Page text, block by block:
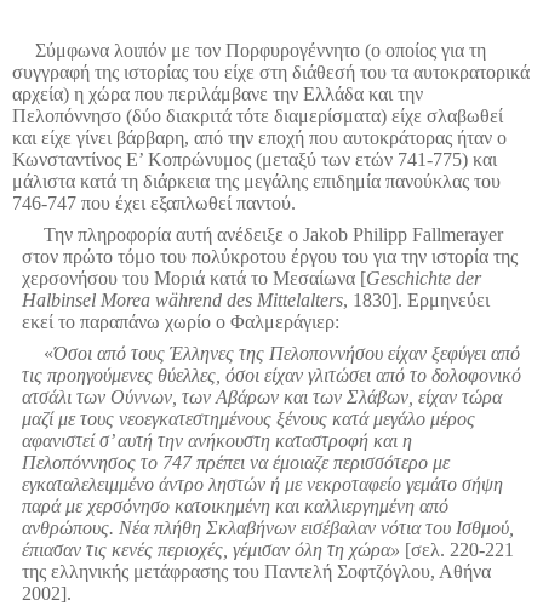
Σύμφωνα λοιπόν με τον Πορφυρογέννητο (ο οποίος για τη
συγγραφή της ιστορίας του είχε στη διάθεσή του τα αυτοκρατορικά
αρχεία) η χώρα που περιλάμβανε την Ελλάδα και την
Πελοπόννησο (δύο διακριτά τότε διαμερίσματα) είχε σλαβωθεί
και είχε γίνει βάρβαρη, από την εποχή που αυτοκράτορας ήταν ο
Κωνσταντίνος Ε’ Κοπρώνυμος (μεταξύ των ετών 741-775) και
μάλιστα κατά τη διάρκεια της μεγάλης επιδημία πανούκλας του
746-747 που έχει εξαπλωθεί παντού.
Την πληροφορία αυτή ανέδειξε ο Jakob Philipp Fallmerayer
στον πρώτο τόμο του πολύκροτου έργου του για την ιστορία της
χερσονήσου του Μοριά κατά το Μεσαίωνα [Geschichte der
Halbinsel Morea während des Mittelalters, 1830]. Ερμηνεύει
εκεί το παραπάνω χωρίο ο Φαλμεράγιερ:
«Όσοι από τους Έλληνες της Πελοποννήσου είχαν ξεφύγει από
τις προηγούμενες θύελλες, όσοι είχαν γλιτώσει από το δολοφονικό
ατσάλι των Ούννων, των Αβάρων και των Σλάβων, είχαν τώρα
μαζί με τους νεοεγκατεστημένους ξένους κατά μεγάλο μέρος
αφανιστεί σ’ αυτή την ανήκουστη καταστροφή και η
Πελοπόννησος το 747 πρέπει να έμοιαζε περισσότερο με
εγκαταλελειμμένο άντρο ληστών ή με νεκροταφείο γεμάτο σήψη
παρά με χερσόνησο κατοικημένη και καλλιεργημένη από
ανθρώπους. Νέα πλήθη Σκλαβήνων εισέβαλαν νότια του Ισθμού,
έπιασαν τις κενές περιοχές, γέμισαν όλη τη χώρα» [σελ. 220-221
της ελληνικής μετάφρασης του Παντελή Σοφτζόγλου, Αθήνα
2002].